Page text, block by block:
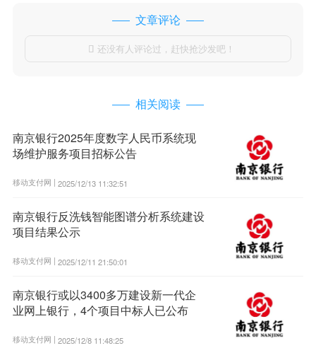
文章评论
 还没有人评论过，赶快抢沙发吧！
相关阅读
南京银行2025年度数字人民币系统现
场维护服务项目招标公告
移动支付网 | 2025/12/13 11:32:51
南京银行反洗钱智能图谱分析系统建设
项目结果公示
移动支付网 | 2025/12/11 21:50:01
南京银行或以3400多万建设新一代企
业网上银行，4个项目中标人已公布
移动支付网 | 2025/12/8 11:48:25